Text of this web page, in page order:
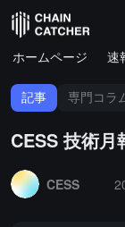
ホームページ 速
記事 専門コラ
CESS 技術
CESS